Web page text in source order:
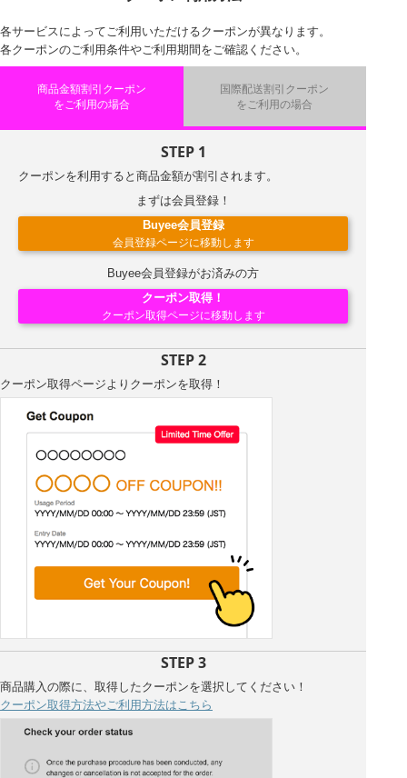
各サービスによってご利用いただけるクーポンが異なります。
各クーポンのご利用条件やご利用期間をご確認ください。
商品金額割引クーポン
をご利用の場合
国際配送割引クーポン
をご利用の場合
STEP 1
クーポンを利用すると商品金額が割引されます。
まずは会員登録！
Buyee会員登録
会員登録ページに移動します
Buyee会員登録がお済みの方
クーポン取得！
クーポン取得ページに移動します
STEP 2
クーポン取得ページよりクーポンを取得！
STEP 3
商品購入の際に、取得したクーポンを選択してください！
クーポン取得方法やご利用方法はこちら